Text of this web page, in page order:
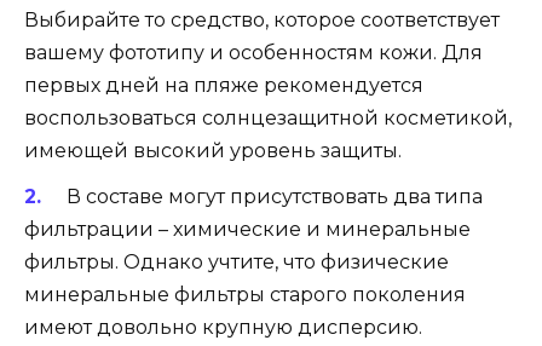
Выбирайте то средство, которое соответствует
вашему фототипу и особенностям кожи. Для
первых дней на пляже рекомендуется
воспользоваться солнцезащитной косметикой,
имеющей высокий уровень защиты.
В составе могут присутствовать два типа
фильтрации – химические и минеральные
фильтры. Однако учтите, что физические
минеральные фильтры старого поколения
имеют довольно крупную дисперсию.